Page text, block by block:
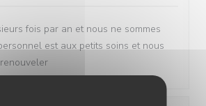
fois par an et nous ne sommes
est aux petits soins et nous